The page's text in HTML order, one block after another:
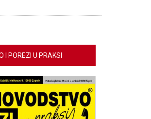
I POREZI U PRAKSI